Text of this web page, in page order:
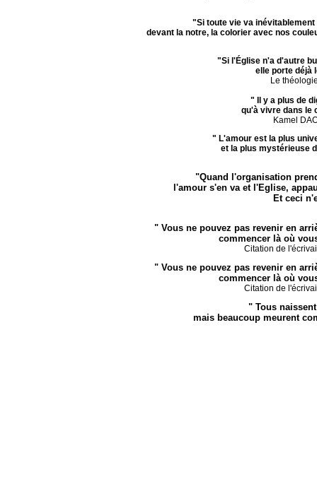
"Si toute vie va
devant la notre, la colorier avec nos
"Si l'Église n'a d'autre
elle porte déjà
Le
" Il y a plus de
qu'à vivre dans le
Kamel
" L'amour est la plus
et la plus mystérieuse
"Quand l'organisation
l'amour s'en va et l'Eglise,
Et ceci
" Vous ne pouvez pas revenir en
commencer là où
Citation de
" Vous ne pouvez pas revenir en
commencer là où
Citation de
" Tous
mais beaucoup meurent